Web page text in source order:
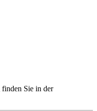
Sie in der